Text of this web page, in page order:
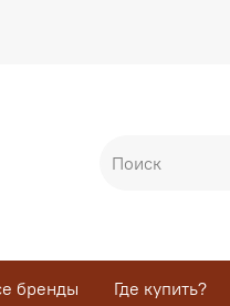
бренды Где купить?